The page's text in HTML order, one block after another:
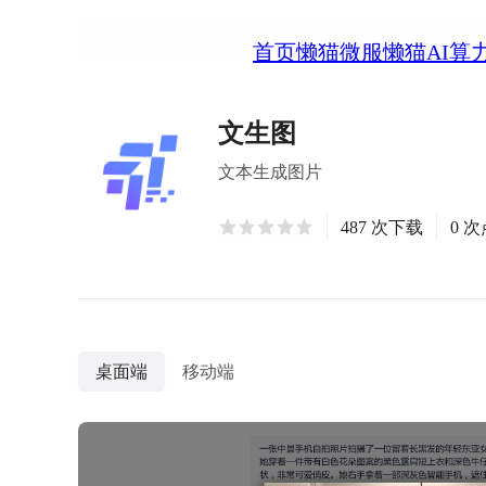
首页懒猫微服懒猫AI算
文生图
文本生成图片
487 次下载 0 次
桌面端 移动端